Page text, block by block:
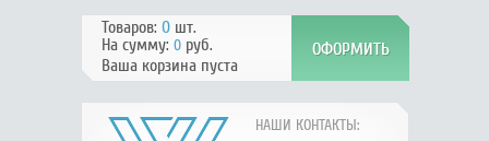
НАШИ КОНТАКТЫ:
Товаров: 0шт.
На сумму: 0руб.
Ваша корзина пуста